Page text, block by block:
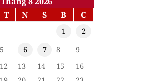
T N S B C
1
2
5 6 7 8
9
12 13 14 15
16